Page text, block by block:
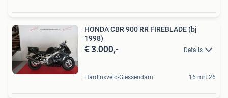
HONDA CBR 900 RR FIREBLADE (bj
1998)
€ 3.000,- Details
Hardinxveld-Giessendam 16 mrt 26